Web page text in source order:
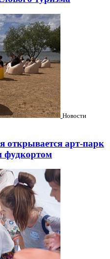
Новости
открывается арт-парк
фудкортом